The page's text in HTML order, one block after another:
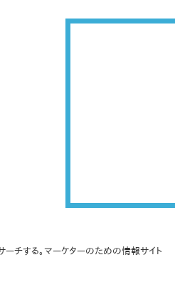
ーチする。マーケターのための情報サイト